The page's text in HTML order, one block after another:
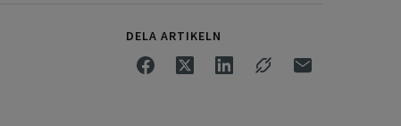
DELA ARTIKELN